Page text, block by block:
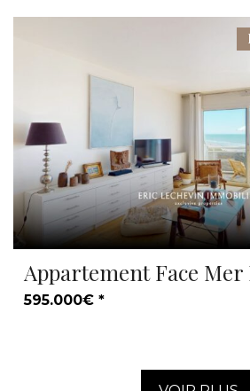
Appartement Face
595.000€ *